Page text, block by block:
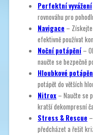
Perfektní vyvážení
rovnováhu pro
Navigace –
efektivně používat
Noční potápění –
naučte se bezpečně
Hloubkové
potápět do větších
Nitrox – Naučte se
kratší dekompresní
Stress & Rescue
předcházet a řešit